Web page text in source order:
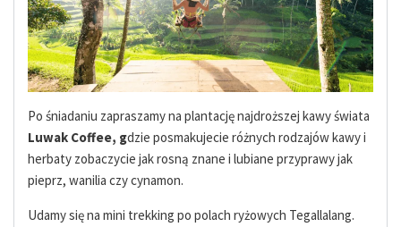
Po śniadaniu zapraszamy na plantację najdroższej kawy świata
Luwak Coffee, gdzie posmakujecie różnych rodzajów kawy i
herbaty zobaczycie jak rosną znane i lubiane przyprawy jak
pieprz, wanilia czy cynamon.
Udamy się na mini trekking po polach ryżowych Tegallalang.